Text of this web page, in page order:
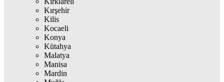
Kırşehir
Kilis
Kocaeli
Konya
Kütahya
Malatya
Manisa
Mardin